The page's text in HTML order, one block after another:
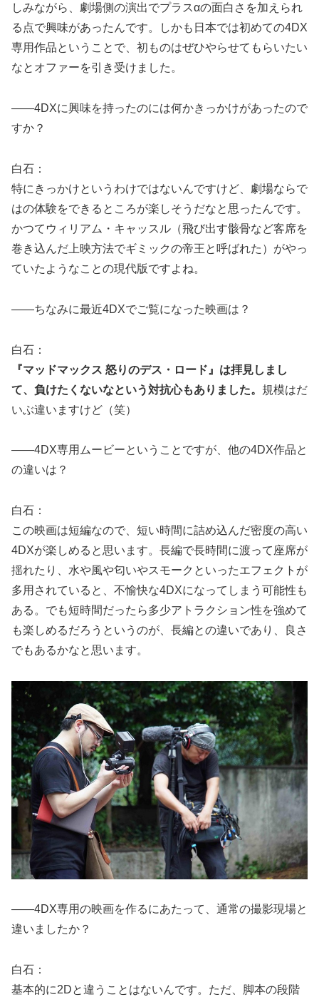
しみながら、劇場側の演出でプラスαの面白さを加えられ
る点で興味があったんです。しかも日本では初めての4DX
専用作品ということで、初ものはぜひやらせてもらいたい
なとオファーを引き受けました。
――4DXに興味を持ったのには何かきっかけがあったので
すか？
白石：
特にきっかけというわけではないんですけど、劇場ならで
はの体験をできるところが楽しそうだなと思ったんです。
かつてウィリアム・キャッスル（飛び出す骸骨など客席を
巻き込んだ上映方法でギミックの帝王と呼ばれた）がやっ
ていたようなことの現代版ですよね。
――ちなみに最近4DXでご覧になった映画は？
白石：
『マッドマックス 怒りのデス・ロード』は拝見しまし
て、負けたくないなという対抗心もありました。 規模はだ
いぶ違いますけど（笑）
――4DX専用ムービーということですが、他の4DX作品と
の違いは？
白石：
この映画は短編なので、短い時間に詰め込んだ密度の高い
4DXが楽しめると思います。長編で長時間に渡って座席が
揺れたり、水や風や匂いやスモークといったエフェクトが
多用されていると、不愉快な4DXになってしまう可能性も
ある。でも短時間だったら多少アトラクション性を強めて
も楽しめるだろうというのが、長編との違いであり、良さ
でもあるかなと思います。
――4DX専用の映画を作るにあたって、通常の撮影現場と
違いましたか？
白石：
基本的に2Dと違うことはないんです。ただ、脚本の段階